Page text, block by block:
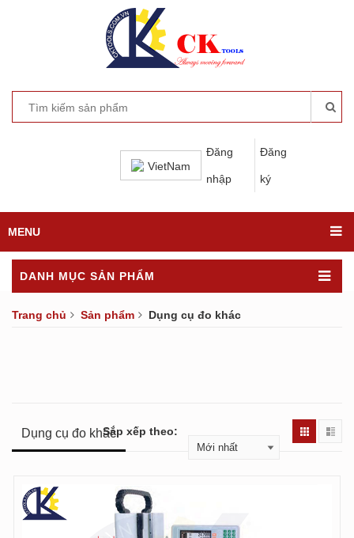
VietNam
Đăng
nhập
Đăng
ký
MENU
DANH MỤC SẢN PHẨM
Trang chủ Sản phẩm Dụng cụ đo khác
Dụng cụ đo khácSắp xếp theo: